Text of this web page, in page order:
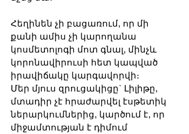
Հեղինեն չի բացառում, որ մի
քանի ամիս չի կարողանա
կոսմետոլոգի մոտ գնալ, մինչև
կորոնավիրուսի հետ կապված
իրավիճակը կարգավորվի։
Մեր մյուս զրուցակիցը` Լիլիթը,
մտադիր չէ հրաժարվել էսթետիկ
ներարկումներից, կարծում է, որ
միջամտության է դիմում